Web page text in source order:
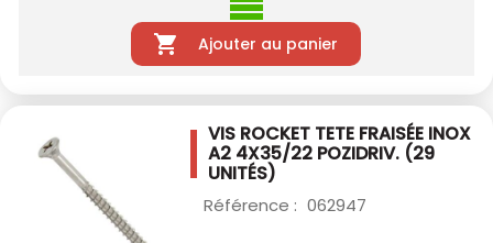
Ajouter au panier
VIS ROCKET TETE FRAISÉE INOX
A2 4X35/22 POZIDRIV. (29
UNITÉS)
Référence : 062947